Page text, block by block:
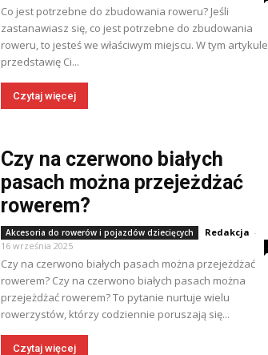
Co jest potrzebne do zbudowania roweru? Jeśli
zastanawiasz się, co jest potrzebne do zbudowania
roweru, to jesteś we właściwym miejscu. W tym artykule
przedstawię Ci...
Czytaj więcej
Czy na czerwono białych
pasach można przejeżdżać
rowerem?
Akcesoria do rowerów i pojazdów dziecięcych Redakcja -
16 września 2025
Czy na czerwono białych pasach można przejeżdżać
rowerem? Czy na czerwono białych pasach można
przejeżdżać rowerem? To pytanie nurtuje wielu
rowerzystów, którzy codziennie poruszają się...
Czytaj więcej